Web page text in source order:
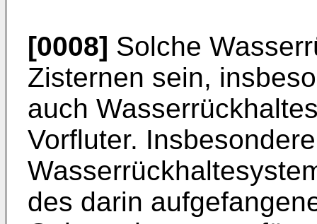
[0008] Solche
Zisternen sein,
auch
Vorfluter.
des darin